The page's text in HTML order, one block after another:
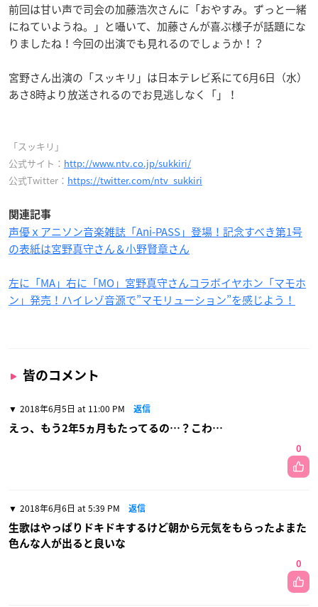
前回は甘い声で司会の加藤浩次さんに「おやすみ。ずっと一緒
にねていようね。」と囁いて、加藤さんが喜ぶ様子が話題にな
りましたね！今回の出演でも見れるのでしょうか！？
宮野さん出演の「スッキリ」は日本テレビ系にて6月6日（水）
あさ8時より放送されるのでお見逃しなく「」！
「スッキリ」
公式サイト： http://www.ntv.co.jp/sukkiri/
公式Twitter： https://twitter.com/ntv_sukkiri
関連記事
声優ｘアニソン音楽雑誌「Ani-PASS」登場！記念すべき第1号
の表紙は宮野真守さん＆小野賢章さん
左に「MA」右に「MO」宮野真守さんコラボイヤホン「マモホ
ン」発売！ハイレゾ音源で”マモリューション”を感じよう！
皆のコメント
2018年6月5日 at 11:00 PM 返信
えっ、もう2年5ヵ月もたってるの…？こわ…
0
2018年6月6日 at 5:39 PM 返信
生歌はやっぱりドキドキするけど朝から元気をもらったよまた
色んな人が出ると良いな
0